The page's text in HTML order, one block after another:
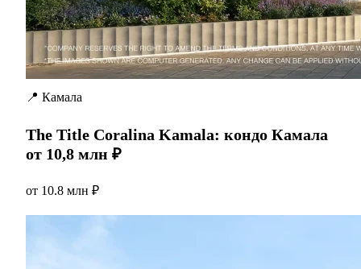
📍 Камала
The Title Coralina Kamala: кондо Камала
от 10,8 млн ₽
от 10.8 млн ₽